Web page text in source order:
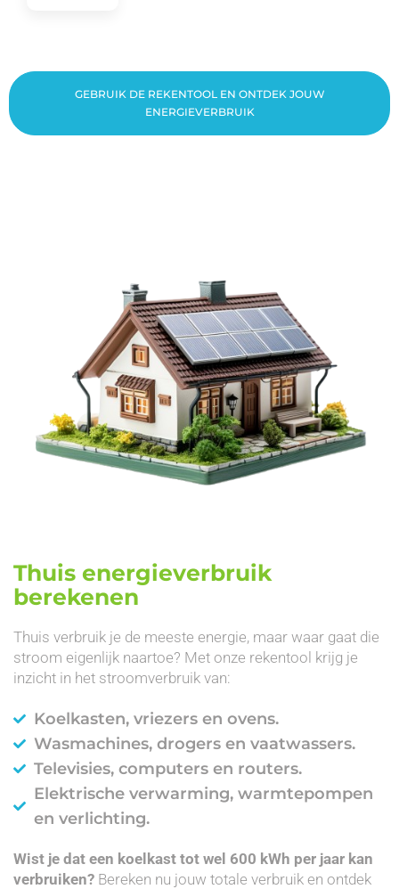
GEBRUIK DE REKENTOOL EN ONTDEK JOUW
ENERGIEVERBRUIK
Thuis energieverbruik
berekenen
Thuis verbruik je de meeste energie, maar waar gaat die
stroom eigenlijk naartoe? Met onze rekentool krijg je
inzicht in het stroomverbruik van:
Koelkasten, vriezers en ovens.
Wasmachines, drogers en vaatwassers.
Televisies, computers en routers.
Elektrische verwarming, warmtepompen
en verlichting.
Wist je dat een koelkast tot wel 600 kWh per jaar kan
verbruiken? Bereken nu jouw totale verbruik en ontdek